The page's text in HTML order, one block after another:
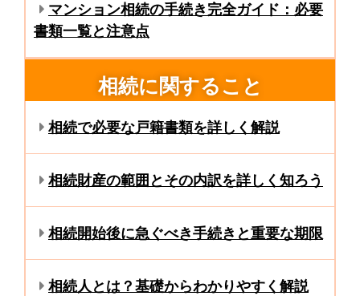
マンション相続の手続き完全ガイド：必要
書類一覧と注意点
相続に関すること
相続で必要な戸籍書類を詳しく解説
相続財産の範囲とその内訳を詳しく知ろう
相続開始後に急ぐべき手続きと重要な期限
相続人とは？基礎からわかりやすく解説